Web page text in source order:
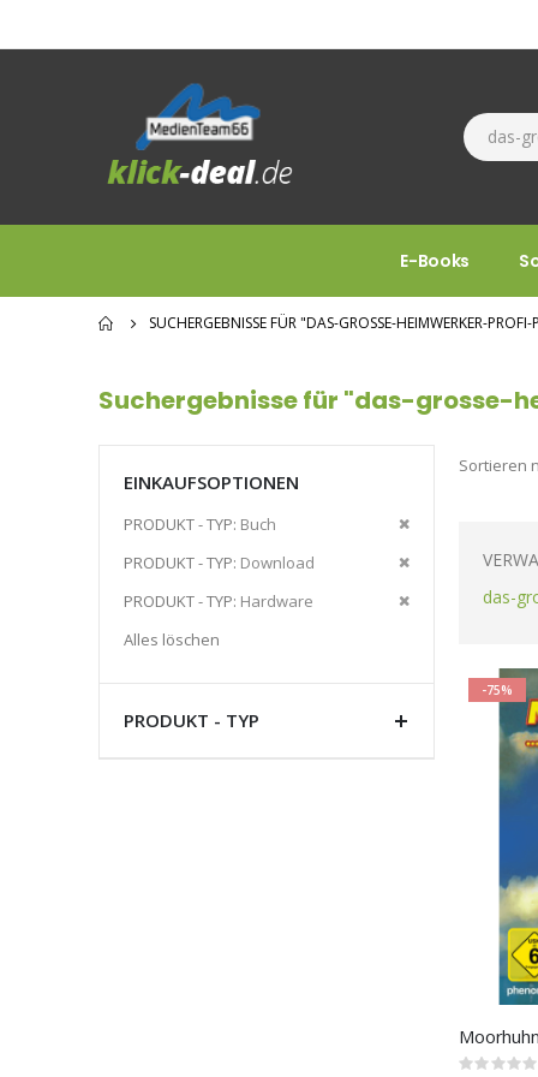
E-Books
SUCHERGEBNISSE FÜR "DAS-GROSSE-HEIMWERKER-
Suchergebnisse für "das-
Sortieren
das-
-75%
Rating:
EINKAUFSOPTIONEN
PRODUKT - TYP Buch
Diesen
PRODUKT - TYP Download
Diesen
PRODUKT - TYP Hardware
Diesen
Alles löschen
PRODUKT - TYP